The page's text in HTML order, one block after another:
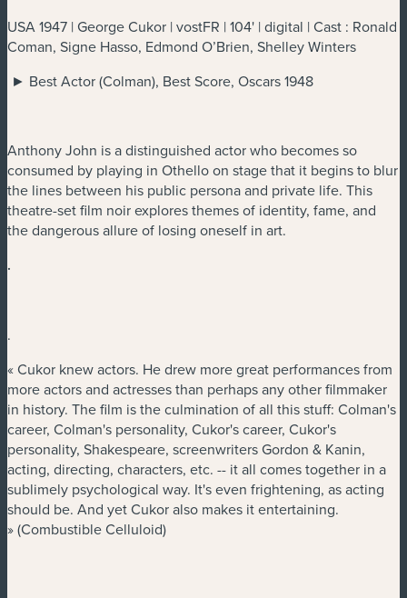
USA 1947 | George Cukor | vostFR | 104' | digital | Cast : Ronald
Coman, Signe Hasso, Edmond O’Brien, Shelley Winters
► Best Actor (Colman), Best Score, Oscars 1948
Anthony John is a distinguished actor who becomes so
consumed by playing in Othello on stage that it begins to blur
the lines between his public persona and private life. This
theatre-set film noir explores themes of identity, fame, and
the dangerous allure of losing oneself in art.
.
.
« Cukor knew actors. He drew more great performances from
more actors and actresses than perhaps any other filmmaker
in history. The film is the culmination of all this stuff: Colman's
career, Colman's personality, Cukor's career, Cukor's
personality, Shakespeare, screenwriters Gordon & Kanin,
acting, directing, characters, etc. -- it all comes together in a
sublimely psychological way. It's even frightening, as acting
should be. And yet Cukor also makes it entertaining.
» (Combustible Celluloid)